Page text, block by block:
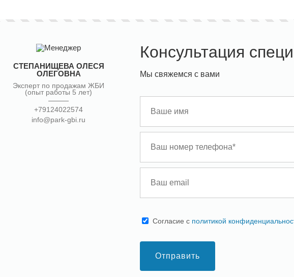
СТЕПАНИЩЕВА ОЛЕСЯ
ОЛЕГОВНА
Эксперт по продажам ЖБИ
(опыт работы 5 лет)
+79124022574
info@park-gbi.ru
Консультация
Мы свяжемся с вами
Cогласие с политикой
Отправить